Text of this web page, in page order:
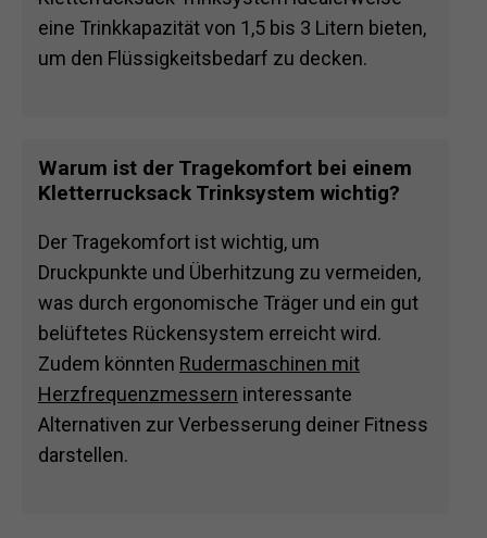
eine Trinkkapazität von 1,5 bis 3 Litern bieten,
um den Flüssigkeitsbedarf zu decken.
Warum ist der Tragekomfort bei einem
Kletterrucksack Trinksystem wichtig?
Der Tragekomfort ist wichtig, um
Druckpunkte und Überhitzung zu vermeiden,
was durch ergonomische Träger und ein gut
belüftetes Rückensystem erreicht wird.
Zudem könnten Rudermaschinen mit
Herzfrequenzmessern interessante
Alternativen zur Verbesserung deiner Fitness
darstellen.